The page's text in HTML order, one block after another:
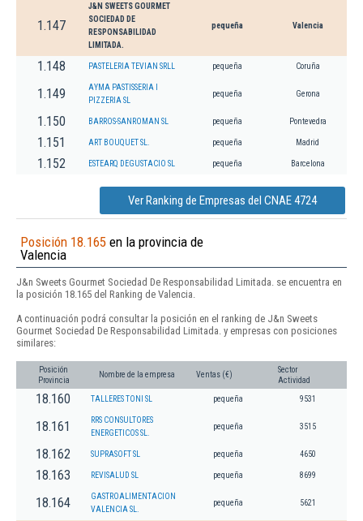
1.147
J&N SWEETS GOURMET
SOCIEDAD DE
RESPONSABILIDAD
LIMITADA.
pequeña Valencia
1.148 PASTELERIA TEVIAN SRLL pequeña Coruña
1.149
AYMA PASTISSERIA I
PIZZERIA SL
pequeña Gerona
1.150 BARROS-SANROMAN SL pequeña Pontevedra
1.151 ART BOUQUET SL. pequeña Madrid
1.152 ESTEARQ DEGUSTACIO SL pequeña Barcelona
Ver Ranking de Empresas del CNAE 4724
Posición 18.165 en la provincia de
Valencia
J&n Sweets Gourmet Sociedad De Responsabilidad Limitada. se encuentra en
la posición 18.165 del Ranking de Valencia.
A continuación podrá consultar la posición en el ranking de J&n Sweets
Gourmet Sociedad De Responsabilidad Limitada. y empresas con posiciones
similares:
Posición
Provincia
Nombre de la empresa Ventas (€)
Sector
Actividad
18.160 TALLERES TONI SL pequeña 9531
18.161
RRS CONSULTORES
ENERGETICOS SL.
pequeña 3515
18.162 SUPRASOFT SL pequeña 4650
18.163 REVISALUD SL pequeña 8699
18.164
GASTROALIMENTACION
VALENCIA SL.
pequeña 5621